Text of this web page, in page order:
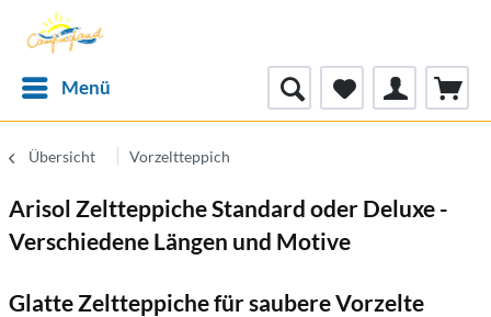
Menü
Übersicht Vorzeltteppich
Arisol Zeltteppiche Standard oder Deluxe -
Verschiedene Längen und Motive
Glatte Zeltteppiche für saubere Vorzelte